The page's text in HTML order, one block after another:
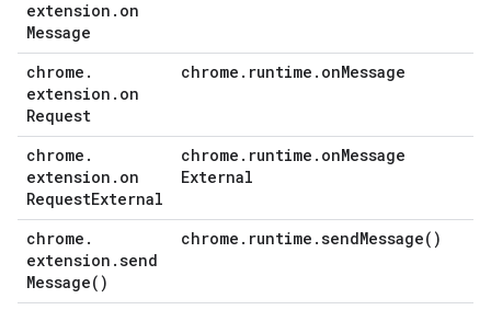
extension . on
Message
chrome .
extension . on
Request
chrome . runtime . onMessage
chrome .
extension . on
RequestExternal
chrome . runtime . onMessage
External
chrome .
extension .send
Message( )
chrome . runtime .sendMessage( )